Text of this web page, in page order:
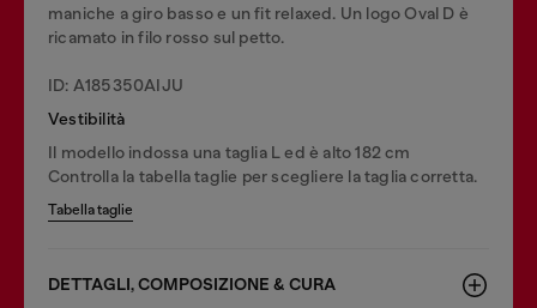
maniche a giro basso e un fit relaxed. Un logo Oval D è
ricamato in filo rosso sul petto.
ID: A185350AIJU
Vestibilità
Il modello indossa una taglia L ed è alto 182 cm
Controlla la tabella taglie per scegliere la taglia corretta.
Tabella taglie
DETTAGLI, COMPOSIZIONE & CURA